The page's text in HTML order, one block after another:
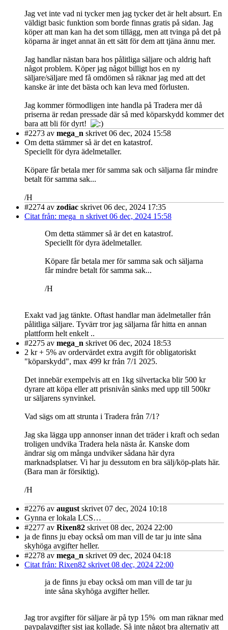
Jag vet inte vad ni tycker men jag tycker det är helt absurt. En
väldigt basic funktion som borde finnas gratis på sidan. Jag
köper att man kan ha det som tillägg, men att tvinga på det på
köparna är inget annat än ett sätt för dem att tjäna ännu mer.
Jag handlar nästan bara hos pålitliga säljare och aldrig haft
något problem. Köper jag något billigt hos en ny
säljare/säljare med få omdömen så räknar jag med att det
kanske är inte det bästa och kan leva med förlusten.
Jag kommer förmodligen inte handla på Tradera mer då
priserna är redan pressade där så med köparskydd kommer det
bara att bli för dyrt!
#2273 av mega_n skrivet 06 dec, 2024 15:58
Om detta stämmer så är det en katastrof.
Speciellt för dyra ädelmetaller.
Köpare får betala mer för samma sak och säljarna får mindre
betalt för samma sak...
/H
#2274 av zodiac skrivet 06 dec, 2024 17:35
Citat från: mega_n skrivet 06 dec, 2024 15:58
Om detta stämmer så är det en katastrof.
Speciellt för dyra ädelmetaller.
Köpare får betala mer för samma sak och säljarna
får mindre betalt för samma sak...
/H
Exakt vad jag tänkte. Oftast handlar man ädelmetaller från
pålitliga säljare. Tyvärr tror jag säljarna får hitta en annan
plattform helt enkelt ..
#2275 av mega_n skrivet 06 dec, 2024 18:53
2 kr + 5% av ordervärdet extra avgift för obligatoriskt
"köparskydd", max 499 kr från 7/1 2025.
Det innebär exempelvis att en 1kg silvertacka blir 500 kr
dyrare att köpa eller att prisnivån sänks med upp till 500kr
ur säljarens synvinkel.
Vad sägs om att strunta i Tradera från 7/1?
Jag ska lägga upp annonser innan det träder i kraft och sedan
troligen undvika Tradera hela nästa år. Kanske dom
ändrar sig om många undviker sådana här dyra
marknadsplatser. Vi har ju dessutom en bra sälj/köp-plats här.
(Bara man är försiktig).
/H
#2276 av august skrivet 07 dec, 2024 10:18
Gynna er lokala LCS…
#2277 av Rixen82 skrivet 08 dec, 2024 22:00
ja de finns ju ebay också om man vill de tar ju inte såna
skyhöga avgifter heller.
#2278 av mega_n skrivet 09 dec, 2024 04:18
Citat från: Rixen82 skrivet 08 dec, 2024 22:00
ja de finns ju ebay också om man vill de tar ju
inte såna skyhöga avgifter heller.
Jag tror avgifter för säljare är på typ 15% om man räknar med
paypalavgifter sist jag kollade. Så inte något bra alternativ att